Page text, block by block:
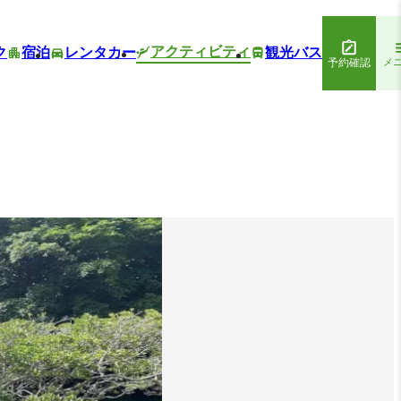
宿泊 レンタカー アクティビティ 観光バス
予約確認 メ